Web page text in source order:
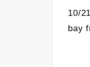
10/
bay